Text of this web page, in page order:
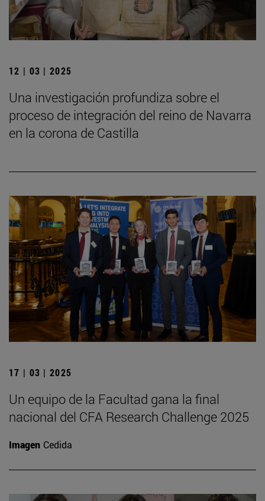
12 | 03 | 2025
Una investigación profundiza sobre el
proceso de integración del reino de Navarra
en la corona de Castilla
17 | 03 | 2025
Un equipo de la Facultad gana la final
nacional del CFA Research Challenge 2025
Imagen Cedida